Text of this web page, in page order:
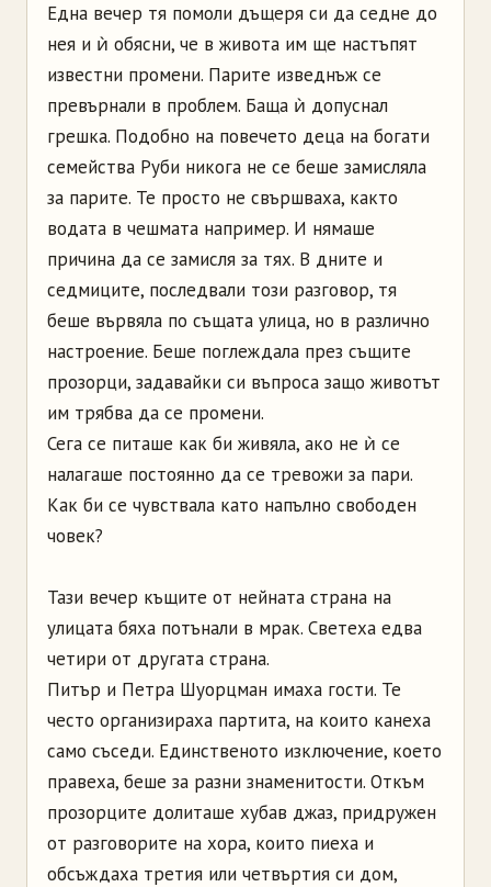
Една вечер тя помоли дъщеря си да седне до
нея и ѝ обясни, че в живота им ще настъпят
известни промени. Парите изведнъж се
превърнали в проблем. Баща ѝ допуснал
грешка. Подобно на повечето деца на богати
семейства Руби никога не се беше замисляла
за парите. Те просто не свършваха, както
водата в чешмата например. И нямаше
причина да се замисля за тях. В дните и
седмиците, последвали този разговор, тя
беше вървяла по същата улица, но в различно
настроение. Беше поглеждала през същите
прозорци, задавайки си въпроса защо животът
им трябва да се промени.
Сега се питаше как би живяла, ако не ѝ се
налагаше постоянно да се тревожи за пари.
Как би се чувствала като напълно свободен
човек?
Тази вечер къщите от нейната страна на
улицата бяха потънали в мрак. Светеха едва
четири от другата страна.
Питър и Петра Шуорцман имаха гости. Те
често организираха партита, на които канеха
само съседи. Единственото изключение, което
правеха, беше за разни знаменитости. Откъм
прозорците долиташе хубав джаз, придружен
от разговорите на хора, които пиеха и
обсъждаха третия или четвъртия си дом,